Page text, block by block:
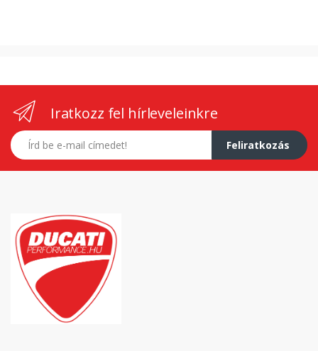
Iratkozz fel hírleveleinkre
E-mail címed
Feliratkozás